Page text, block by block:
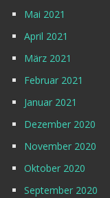
Mai 2021
April 2021
März 2021
Februar 2021
Januar 2021
Dezember 2020
November 2020
Oktober 2020
September 2020